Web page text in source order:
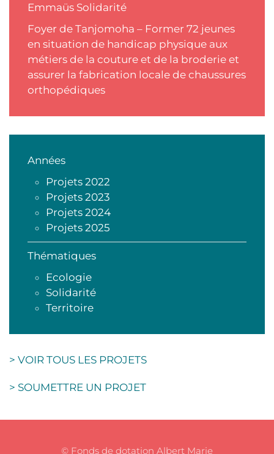
Emmaüs Solidarité
Foyer de Tanjomoha – Former 72 jeunes
en situation de handicap physique aux
métiers de la couture et de la broderie et
assurer la fabrication locale de chaussures
orthopédiques
Années
Projets 2022
Projets 2023
Projets 2024
Projets 2025
Thématiques
Ecologie
Solidarité
Territoire
> VOIR TOUS LES PROJETS
> SOUMETTRE UN PROJET
© Fonds de dotation Albert Marie